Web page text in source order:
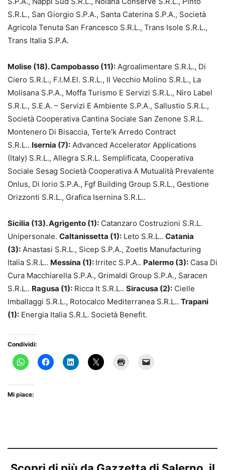
S.R.L., San Giorgio S.P.A., Santa Caterina S.P.A., Società
Agricola Tenuta San Francesco S.R.L., Trans Isole S.R.L.,
Trans Italia S.P.A.
Molise (18). Campobasso (11): Agroalimentare S.R.L., Di
Ciero S.R.L., F.I.M.El. S.R.L., Il Vecchio Molino S.R.L., La
Molisana S.P.A., Moffa Turismo E Servizi S.R.L., Niro Label
S.R.L., S.E.A. – Servizi E Ambiente S.P.A., Sallustio S.R.L.,
Società Cooperativa Cantina Sociale San Zenone S.R.L.
Montenero Di Bisaccia, Terte’k Arredo Contract
S.R.L.. Isernia (7): Advanced Accelerator Applications
(Italy) S.R.L., Allegra S.R.L. Semplificata, Cooperativa
Sociale Sesag Società Cooperativa A Mutualità Prevalente
Onlus, Di Iorio S.P.A., Fgf Building Group S.R.L., Gestione
Orizzonti S.R.L., Grafica Isernina S.R.L..
Sicilia (13). Agrigento (1): Catanzaro Costruzioni S.R.L.
Unipersonale. Caltanissetta (1): Leto S.R.L.. Catania
(3): Anastasi S.R.L., Sicep S.P.A., Zoetis Manufacturing
Italia S.R.L.. Messina (1): Irritec S.P.A.. Palermo (3): Casa Di
Cura Macchiarella S.P.A., Grimaldi Group S.P.A., Saracen
S.R.L.. Ragusa (1): Ricca It S.R.L.. Siracusa (2): Cielle
Imballaggi S.R.L., Rotocalco Mediterranea S.R.L.. Trapani
(1): Energia Italia S.R.L. Società Benefit.
Condividi:
Mi piace: